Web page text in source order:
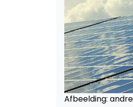
Afbeelding: